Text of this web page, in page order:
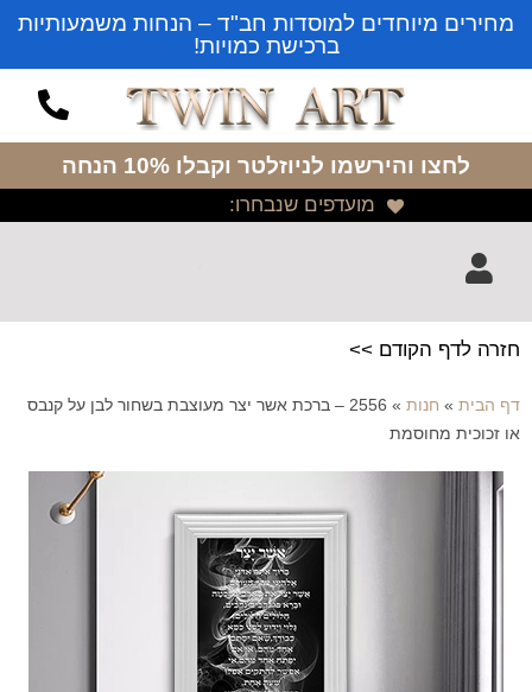
מחירים מיוחדים למוסדות חב"ד – הנחות משמעותיות
ברכישת כמויות!
לחצו והירשמו לניוזלטר וקבלו 10% הנחה
מועדפים שנבחרו:
חזרה לדף הקודם >>
דף הבית » חנות »
2556 – ברכת אשר יצר מעוצבת בשחור לבן על קנבס
או זכוכית מחוסמת